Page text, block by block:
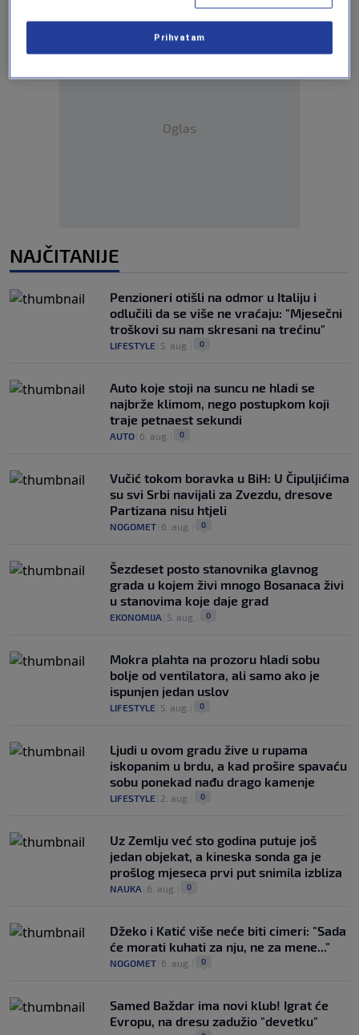
Oglas
NAJČITANIJE
Penzioneri otišli na odmor u Italiju i
odlučili da se više ne vraćaju: "Mjesečni
troškovi su nam skresani na trećinu"
LIFESTYLE 5. aug. 0
Auto koje stoji na suncu ne hladi se
najbrže klimom, nego postupkom koji
traje petnaest sekundi
AUTO 6. aug. 0
Vučić tokom boravka u BiH: U Čipuljićima
su svi Srbi navijali za Zvezdu, dresove
Partizana nisu htjeli
NOGOMET 6. aug. 0
Šezdeset posto stanovnika glavnog
grada u kojem živi mnogo Bosanaca živi
u stanovima koje daje grad
EKONOMIJA 5. aug. 0
Mokra plahta na prozoru hladi sobu
bolje od ventilatora, ali samo ako je
ispunjen jedan uslov
LIFESTYLE 5. aug. 0
Ljudi u ovom gradu žive u rupama
iskopanim u brdu, a kad prošire spavaću
sobu ponekad nađu drago kamenje
LIFESTYLE 2. aug. 0
Uz Zemlju već sto godina putuje još
jedan objekat, a kineska sonda ga je
prošlog mjeseca prvi put snimila izbliza
NAUKA 6. aug. 0
Džeko i Katić više neće biti cimeri: "Sada
će morati kuhati za nju, ne za mene..."
NOGOMET 6. aug. 0
Samed Baždar ima novi klub! Igrat će
Evropu, na dresu zadužio "devetku"
Prihvatam